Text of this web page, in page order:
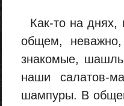
Как-то на днях,
общем, неважно,
знакомые,
наши салатов-
шампуры. В